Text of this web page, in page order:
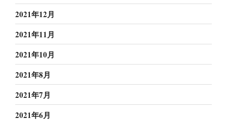
2021年12月
2021年11月
2021年10月
2021年8月
2021年7月
2021年6月